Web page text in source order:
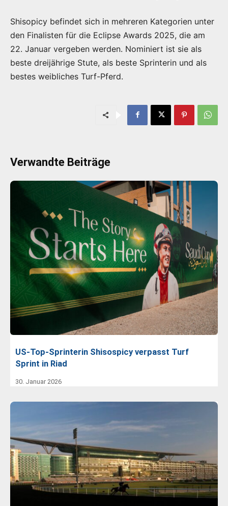
Shisopicy befindet sich in mehreren Kategorien unter
den Finalisten für die Eclipse Awards 2025, die am
22. Januar vergeben werden. Nominiert ist sie als
beste dreijährige Stute, als beste Sprinterin und als
bestes weibliches Turf-Pferd.
Verwandte Beiträge
US-Top-Sprinterin Shisospicy verpasst Turf
Sprint in Riad
30. Januar 2026